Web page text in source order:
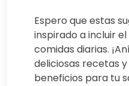
Espero que estas
inspirado a incluir
comidas diarias.
deliciosas recetas
beneficios para tu